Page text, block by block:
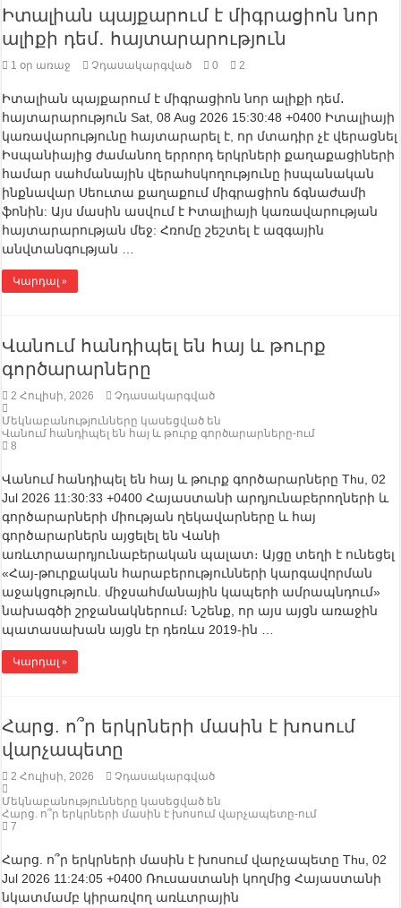
Իտալիան պայքարում է միգրացիոն նոր
ալիքի դեմ․ հայտարարություն
1 օր առաջ Չդասակարգված 0 2
Իտալիան պայքարում է միգրացիոն նոր ալիքի դեմ․
հայտարարություն Sat, 08 Aug 2026 15:30:48 +0400 Իտալիայի
կառավարությունը հայտարարել է, որ մտադիր չէ վերացնել
Իսպանիայից ժամանող երրորդ երկրների քաղաքացիների
համար սահմանային վերահսկողությունը իսպանական
ինքնավար Սեուտա քաղաքում միգրացիոն ճգնաժամի
ֆոնին: Այս մասին ասվում է Իտալիայի կառավարության
հայտարարության մեջ: Հռոմը շեշտել է ազգային
անվտանգության …
Կարդալ »
Վանում հանդիպել են հայ և թուրք
գործարարները
2 Հուլիսի, 2026
Չդասակարգված
Մեկնաբանությունները կասեցված են
Վանում հանդիպել են հայ և թուրք գործարարները-ում
8
Վանում հանդիպել են հայ և թուրք գործարարները Thu, 02
Jul 2026 11:30:33 +0400 Հայաստանի արդյունաբերողների և
գործարարների միության ղեկավարները և հայ
գործարարներն այցելել են Վանի
առևտրաարդյունաբերական պալատ։ Այցը տեղի է ունեցել
«Հայ-թուրքական հարաբերությունների կարգավորման
աջակցություն. միջսահմանային կապերի ամրապնդում»
նախագծի շրջանակներում։ Նշենք, որ այս այցն առաջին
պատասախան այցն էր դեռևս 2019-ին …
Կարդալ »
Հարց. ո՞ր երկրների մասին է խոսում
վարչապետը
2 Հուլիսի, 2026
Չդասակարգված
Մեկնաբանությունները կասեցված են
Հարց. ո՞ր երկրների մասին է խոսում վարչապետը-ում
7
Հարց. ո՞ր երկրների մասին է խոսում վարչապետը Thu, 02
Jul 2026 11:24:05 +0400 Ռուսաստանի կողմից Հայաստանի
նկատմամբ կիրառվող առևտրային